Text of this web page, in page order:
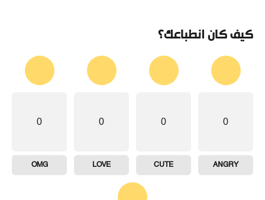
كيف كان انطباعك؟
0
ANGRY
0
CUTE
0
LOVE
0
OMG